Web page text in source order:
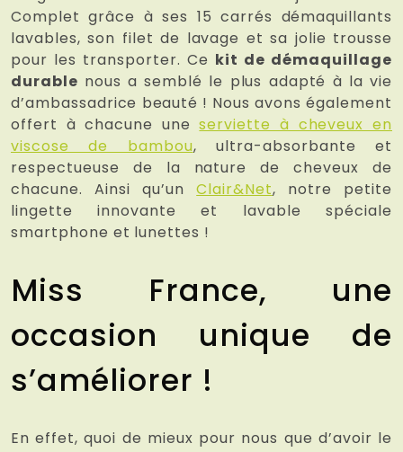
Complet grâce à ses 15 carrés démaquillants
lavables, son filet de lavage et sa jolie trousse
pour les transporter. Ce kit de démaquillage
durable nous a semblé le plus adapté à la vie
d’ambassadrice beauté ! Nous avons également
offert à chacune uneserviette à cheveux en
viscose de bambou, ultra-absorbante et
respectueuse de la nature de cheveux de
chacune. Ainsi qu’unClair&Net, notre petite
lingette innovante et lavable spéciale
smartphone et lunettes !
Miss France, une
occasion unique de
s’améliorer !
En effet, quoi de mieux pour nous que d’avoir le